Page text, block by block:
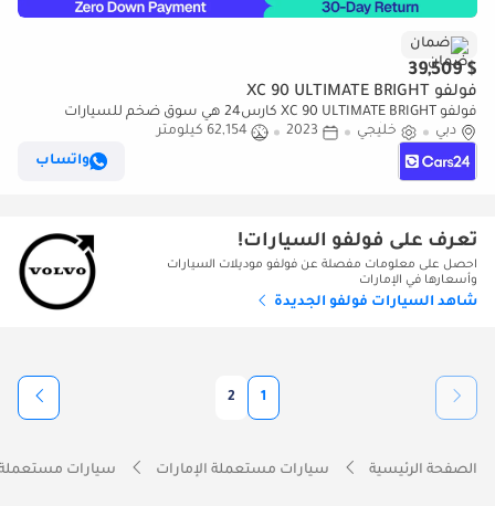
ضمان
$ 39,509
فولفو XC 90 ULTIMATE BRIGHT
فولفو XC 90 ULTIMATE BRIGHT كارس24 هي سوق ضخم للسيارات
المستعملة موثوق ومضمون ٪كارس24 هي سوق ضخم للسيارات
المستعملة موثوق ومضمون
دبي خليجي 2023
62,154 كيلومتر
واتساب
تعرف على فولفو السيارات!
احصل على معلومات مفصلة عن فولفو موديلات السيارات
وأسعارها في الإمارات
شاهد السيارات فولفو الجديدة
1
2
الصفحة الرئيسية سيارات مستعملة الإمارات سيارات